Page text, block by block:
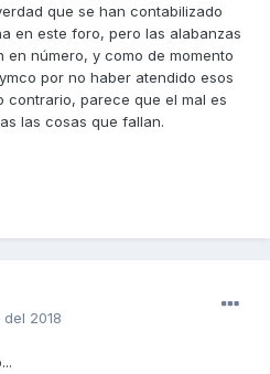
que se han contabilizado
en este foro, pero las alabanzas
número, y como de momento
por no haber atendido esos
contrario, parece que el mal es
las cosas que fallan.
2018